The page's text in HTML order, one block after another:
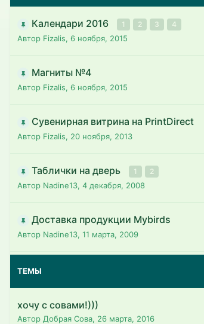
Календари 2016 1 2 3 4
Автор Fizalis, 6 ноября, 2015
Магниты №4
Автор Fizalis, 6 ноября, 2015
Сувенирная витрина на PrintDirect
Автор Fizalis, 20 ноября, 2013
Таблички на дверь 1 2
Автор Nadine13, 4 декабря, 2008
Доставка продукции Mybirds
Автор Nadine13, 11 марта, 2009
ТЕМЫ
хочу с совами!)))
Автор Добрая Сова, 26 марта, 2016